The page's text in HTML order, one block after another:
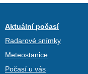
Aktuální počasí
Radarové snímky
Meteostanice
Počasí u vás